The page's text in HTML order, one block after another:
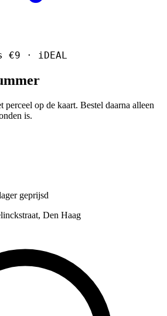
· iDEAL
perceel op de kaart. Bestel daarna alleen
is.
geprijsd
Den Haag